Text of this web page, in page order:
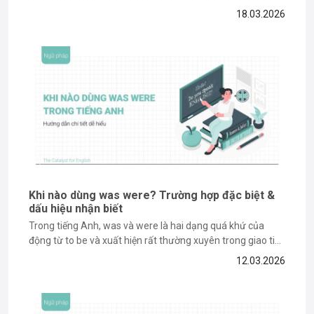
bạn vẫn gặp khó khăn khi phân biệt và sử dụng đúng các
18.03.2026
Khi nào dùng was were? Trường hợp đặc biệt &
dấu hiệu nhận biết
Trong tiếng Anh, was và were là hai dạng quá khứ của
động từ to be và xuất hiện rất thường xuyên trong giao tiếp
cũng như bài thi IELTS. Tuy nhiên, nhiều bạn học vẫn dễ
12.03.2026